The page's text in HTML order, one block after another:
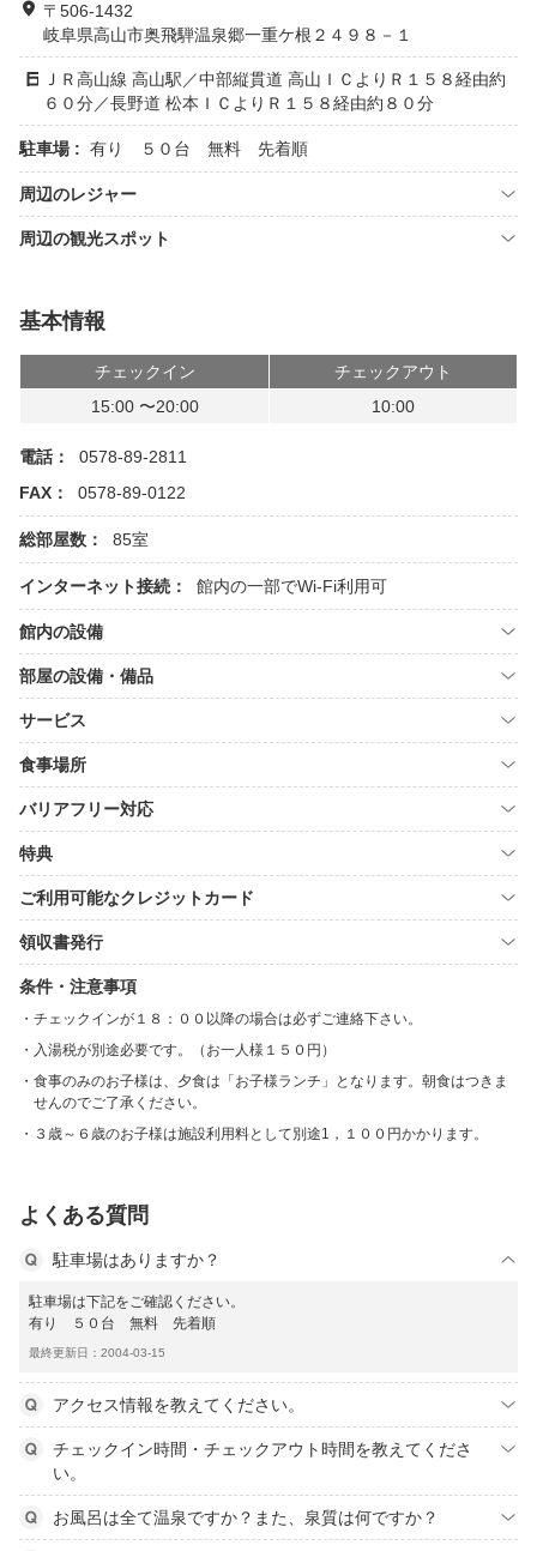
〒506-1432
岐阜県高山市奥飛騨温泉郷一重ケ根２４９８－１
ＪＲ高山線 高山駅／中部縦貫道 高山ＩＣよりＲ１５８経由約
６０分／長野道 松本ＩＣよりＲ１５８経由約８０分
駐車場 : 有り ５０台 無料 先着順
周辺のレジャー
周辺の観光スポット
基本情報
チェックイン
チェックアウト
15:00 〜20:00
10:00
電話：
0578-89-2811
FAX：
0578-89-0122
総部屋数： 85室
インターネット接続： 館内の一部でWi-Fi利用可
館内の設備
部屋の設備・備品
サービス
食事場所
バリアフリー対応
特典
ご利用可能なクレジットカード
領収書発行
条件・注意事項
チェックインが１８：００以降の場合は必ずご連絡下さい。
入湯税が別途必要です。（お一人様１５０円）
食事のみのお子様は、夕食は「お子様ランチ」となります。朝食はつきま
せんのでご了承ください。
３歳～６歳のお子様は施設利用料として別途1，１００円かかります。
よくある質問
駐車場はありますか？
駐車場は下記をご確認ください。
有り ５０台 無料 先着順
最終更新日：2004-03-15
アクセス情報を教えてください。
チェックイン時間・チェックアウト時間を教えてくださ
い。
お風呂は全て温泉ですか？また、泉質は何ですか？